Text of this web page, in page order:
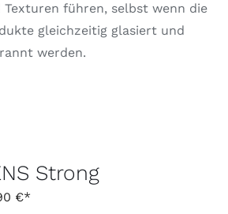
Texturen führen, selbst wenn die
gleichzeitig glasiert und
werden.
Strong
€